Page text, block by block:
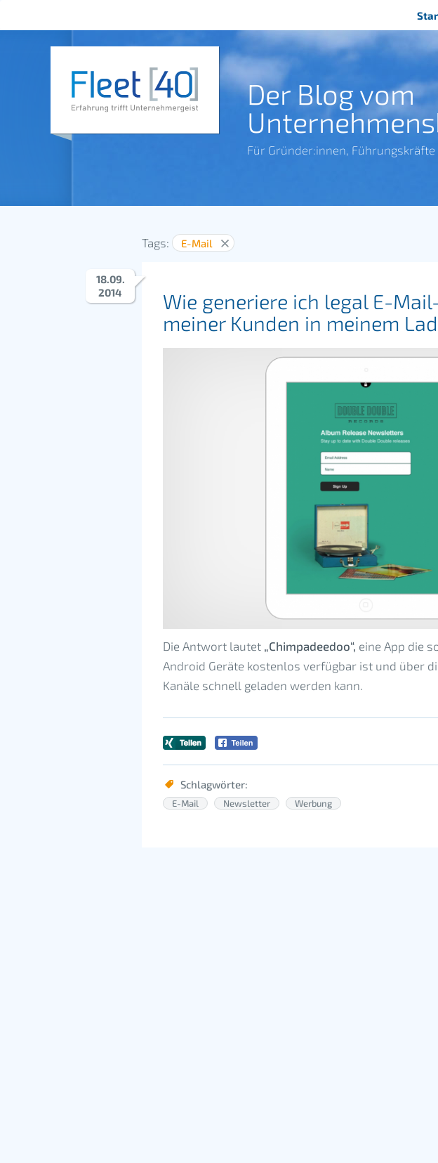
Der Blog vom
Für Gründer:innen,
Tags: E-Mail
Wie generiere ich legal E-
meiner Kunden in meinem
Die Antwort lautet „Chimpadeedoo“, eine App die
Android Geräte kostenlos verfügbar ist und über
Kanäle schnell geladen werden kann.
18.09.
2014
Schlagwörter:
E-Mail Newsletter Werbung